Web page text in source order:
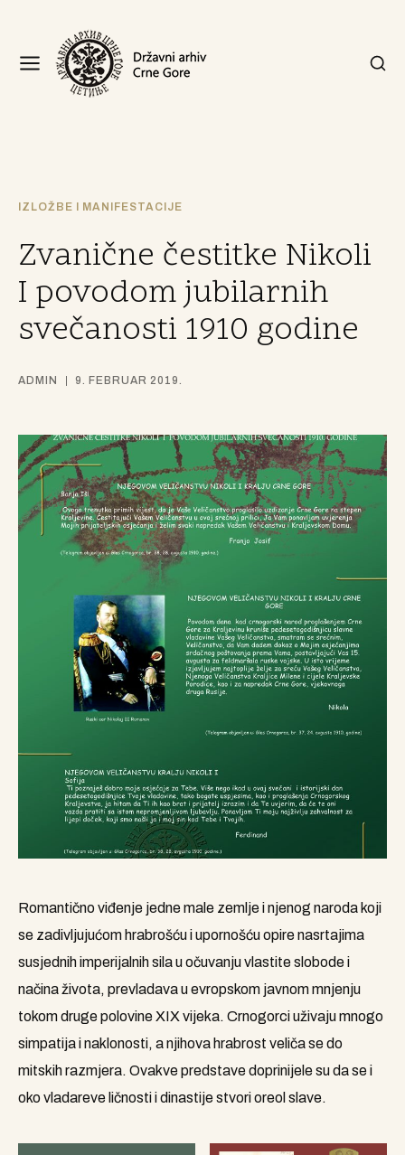
IZLOŽBE I MANIFESTACIJE
Zvanične čestitke Nikoli
I povodom jubilarnih
svečanosti 1910 godine
ADMIN 9. FEBRUAR 2019.
Romantično viđenje jedne male zemlje i njenog naroda koji
se zadivljujućom hrabrošću i upornošću opire nasrtajima
susjednih imperijalnih sila u očuvanju vlastite slobode i
načina života, prevladava u evropskom javnom mnjenju
tokom druge polovine XIX vijeka. Crnogorci uživaju mnogo
simpatija i naklonosti, a njihova hrabrost veliča se do
mitskih razmjera. Ovakve predstave doprinijele su da se i
oko vladareve ličnosti i dinastije stvori oreol slave.